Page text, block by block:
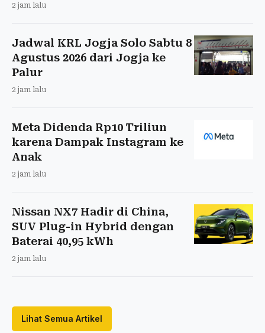
2 jam lalu
Jadwal KRL Jogja Solo Sabtu 8
Agustus 2026 dari Jogja ke
Palur
2 jam lalu
Meta Didenda Rp10 Triliun
karena Dampak Instagram ke
Anak
2 jam lalu
Nissan NX7 Hadir di China,
SUV Plug-in Hybrid dengan
Baterai 40,95 kWh
2 jam lalu
Lihat Semua Artikel